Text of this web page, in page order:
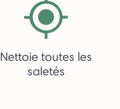
Nettoie toutes les
saletés